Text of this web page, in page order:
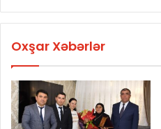
Oxşar Xəbərlər